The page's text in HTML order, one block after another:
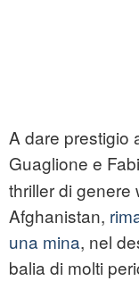
A dare prestigio
Guaglione e
thriller di genere
Afghanistan,
una mina, nel
balia di molti